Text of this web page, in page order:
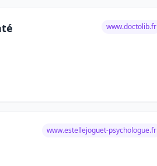
www.doctolib.fr
www.estellejoguet-psychologue.fr